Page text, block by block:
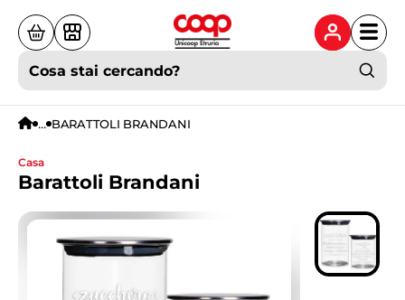
Cosa stai cercando?
... BARATTOLI BRANDANI
casa
Barattoli Brandani